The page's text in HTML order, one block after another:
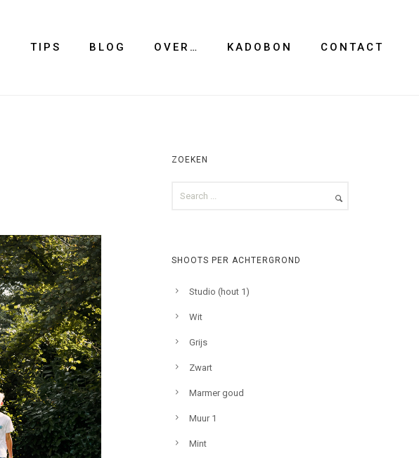
TIPS BLOG OVER… KADOBON CONTACT
ZOEKEN
SHOOTS PER ACHTERGROND
Studio (hout 1)
Wit
Grijs
Zwart
Marmer goud
Muur 1
Mint